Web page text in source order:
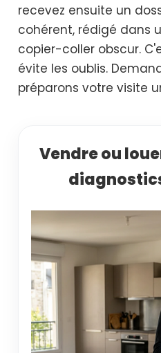
recevez ensuite un
cohérent, rédigé dans
copier-coller obscur.
évite les oublis.
préparons votre visite
Vendre ou